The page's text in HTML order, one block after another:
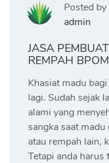
Posted by
admin
JASA
REMPAH
Khasiat madu
lagi. Sudah sejak
alami yang
sangka saat
atau rempah lain,
Tetapi anda harus